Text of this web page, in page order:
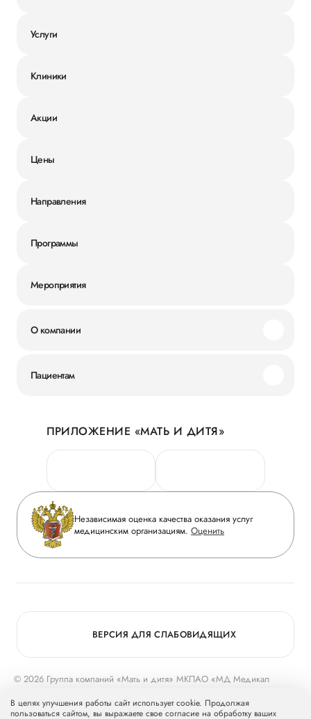
Услуги
Клиники
Акции
Цены
Направления
Программы
Мероприятия
О компании
Новости
Руководство
Сотрудничество
Инвесторам
Журнал «Мать и дитя»
Вакансии
Медицинский туризм
Пациентам
Личный кабинет
Персональные данные
Горячая линия качества
Вопрос-ответ
Приложение пациента
Статьи
ПРИЛОЖЕНИЕ «МАТЬ И ДИТЯ»
Независимая оценка качества оказания услуг
медицинским организациям. Оценить
© 2026 Группа компаний «Мать и дитя» МКПАО «МД Медикал
Группу компаний «Мать и дитя».
ВЕРСИЯ ДЛЯ СЛАБОВИДЯЩИХ
В целях улучшения работы сайт использует cookie. Продолжая
пользоваться сайтом, вы выражаете свое согласие на обработку ваших